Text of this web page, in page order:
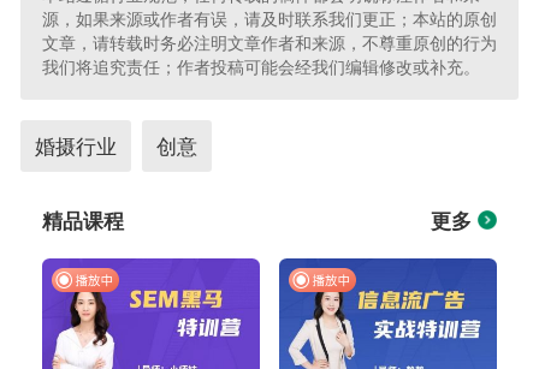
源，如果来源或作者有误，请及时联系我们更正；本站的原创
文章，请转载时务必注明文章作者和来源，不尊重原创的行为
我们将追究责任；作者投稿可能会经我们编辑修改或补充。
婚摄行业 创意
精品课程 更多